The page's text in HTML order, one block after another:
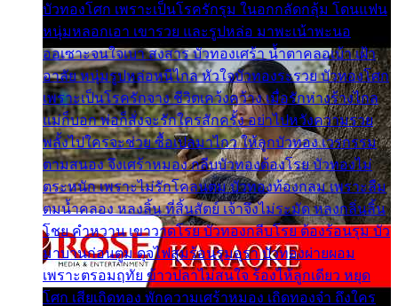
บัวทองโศก เพราะเป็นโรครักรุม ในอกกลัดกลุ้ม โดนแฟน
หนุ่มหลอกเอา เขารวย และรูปหล่อ มาพะเน้าพะนอ
ออเซาะจนใจเบา สงสาร บัวทองเศร้า น้ำตาคลอเบ้า เฝ้า
อาลัย หนุ่มรูปหล่อหนีไกล หัวใจบัวทองระรวย บัวทองโศก
เพราะเป็นโรครักจาง ชีวิตเคว้งคว้าง เมื่อรักห่างร้างไกล
แม่ก็บอก พ่อก็สั่งจะรักใครสักครั้ง อย่าไปหวังความรวย
พลั้งไปใครจะช่วย ซื้อเปลมาไกว ให้ลูกบัวทอง เวรกรรม
ตามสนอง จึงเศร้าหมอง กลีบบัวทองต้องโรย บัวทองไม่
ตระหนัก เพราะไม่รักโคลนตม บัวทองท้องกลม เพราะลืม
ตมน้ำคลอง หลงลิ้น ที่สิ้นสัตย์ เจ้าจึงไม่ระมัด หลงกลิ่นลิ้น
โชย คำหวาน เขาวาดโรย บัวทองกลีบโรย ต้องร้อนรุม บัว
มาบานก่อนตูม ดุจไฟสุมร้อนรุมอุรา บัวทองผ่ายผอม
เพราะตรอมฤทัย ข้าวปลาไม่สนใจ ร้องไห้ลูกเดียว หยุด
โศก เสียเถิดทอง พักความเศร้าหมอง เถิดทองจ๋า ถึงใคร